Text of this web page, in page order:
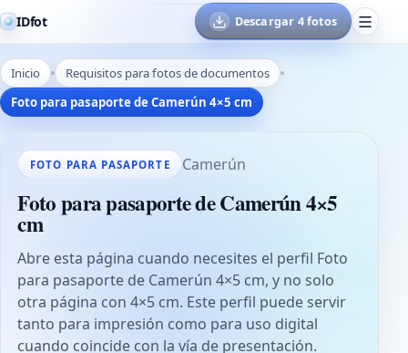
IDfot Descargar 4 fotos
Inicio
Requisitos para fotos de documentos
Foto para pasaporte de Camerún 4×5 cm
FOTO PARA PASAPORTE Camerún
Foto para pasaporte de Camerún 4×5
cm
Abre esta página cuando necesites el perfil Foto
para pasaporte de Camerún 4×5 cm, y no solo
otra página con 4×5 cm. Este perfil puede servir
tanto para impresión como para uso digital
cuando coincide con la vía de presentación.